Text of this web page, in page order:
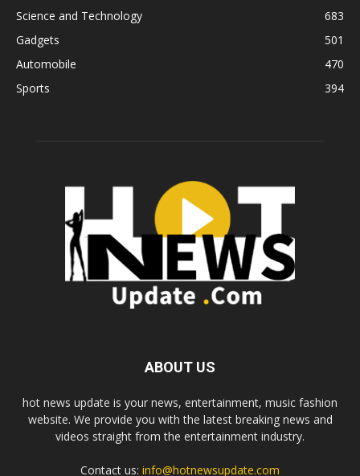
Science and Technology
683
Gadgets
501
Automobile
470
Sports
394
ABOUT US
hot news update is your news, entertainment, music fashion
website. We provide you with the latest breaking news and
videos straight from the entertainment industry.
Contact us: info@hotnewsupdate.com